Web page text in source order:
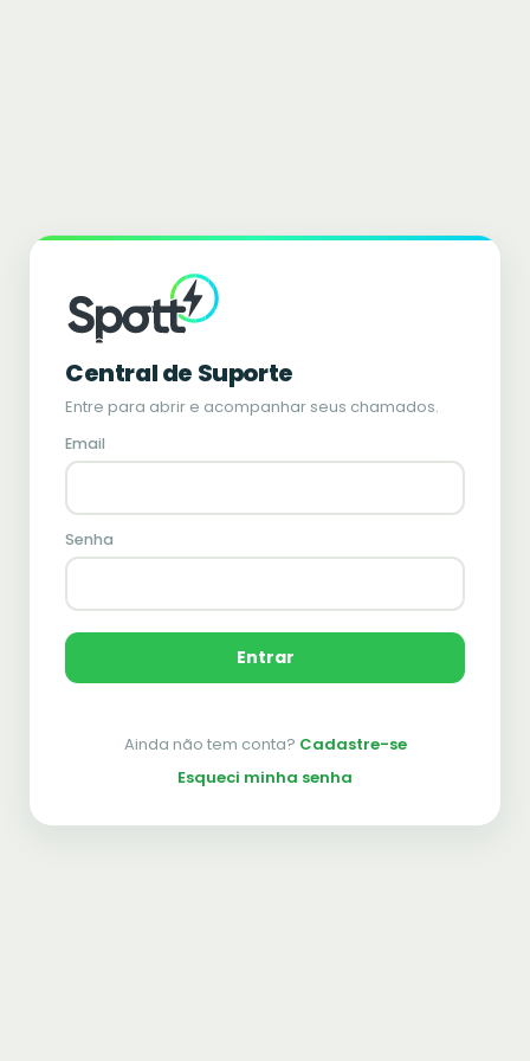
Central de Suporte
Entre para abrir e acompanhar seus chamados.
Email
Senha
Entrar
Ainda não tem conta? Cadastre-se
Esqueci minha senha